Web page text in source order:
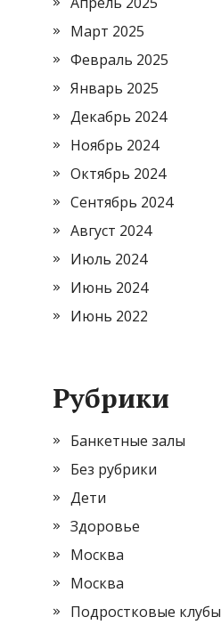
Март 2025
Февраль 2025
Январь 2025
Декабрь 2024
Ноябрь 2024
Октябрь 2024
Сентябрь 2024
Август 2024
Июль 2024
Июнь 2024
Июнь 2022
Рубрики
Банкетные залы
Без рубрики
Дети
Здоровье
Москва
Москва
Подростковые клубы